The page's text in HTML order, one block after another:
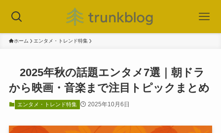
ホーム エンタメ・トレンド特集
2025年秋の話題エンタメ7選｜朝ドラ
から映画・音楽まで注目トピックまとめ
エンタメ・トレンド特集 2025年10月6日